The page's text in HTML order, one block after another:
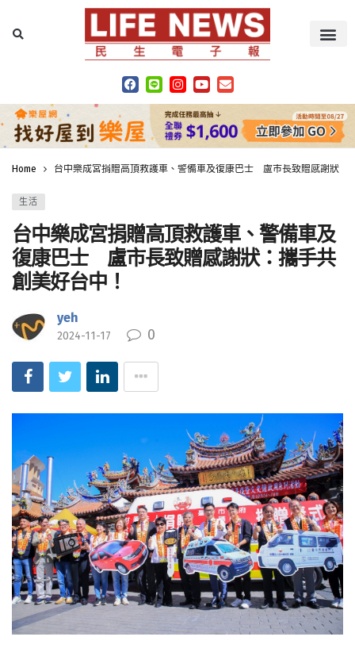
Home 台中樂成宮捐贈高頂救護車、警備車及復康巴士 盧市長致贈感謝狀：
生活
台中樂成宮捐贈高頂救護車、警備車及
復康巴士 盧市長致贈感謝狀：攜手共
創美好台中！
yeh
2024-11-17 0